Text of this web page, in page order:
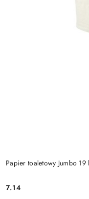
Papier toaletowy Jumbo 19
Cena:
7.14